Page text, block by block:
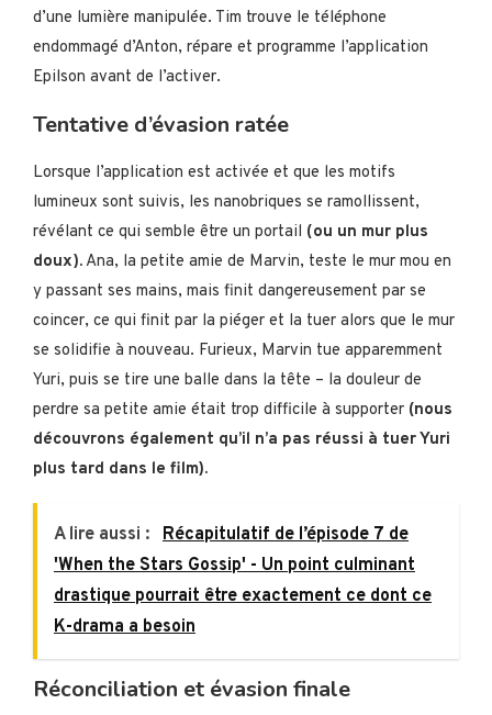
d’une lumière manipulée. Tim trouve le téléphone
endommagé d’Anton, répare et programme l’application
Epilson avant de l’activer.
Tentative d’évasion ratée
Lorsque l’application est activée et que les motifs
lumineux sont suivis, les nanobriques se ramollissent,
révélant ce qui semble être un portail (ou un mur plus
doux). Ana, la petite amie de Marvin, teste le mur mou en
y passant ses mains, mais finit dangereusement par se
coincer, ce qui finit par la piéger et la tuer alors que le mur
se solidifie à nouveau. Furieux, Marvin tue apparemment
Yuri, puis se tire une balle dans la tête – la douleur de
perdre sa petite amie était trop difficile à supporter (nous
découvrons également qu’il n’a pas réussi à tuer Yuri
plus tard dans le film).
A lire aussi :
Récapitulatif de l’épisode 7 de
'When the Stars Gossip' - Un point culminant
drastique pourrait être exactement ce dont ce
K-drama a besoin
Réconciliation et évasion finale